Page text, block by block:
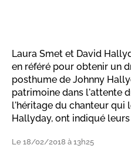
Laura Smet et David
en référé pour obtenir un
posthume de Johnny
patrimoine dans l'attente
l'héritage du chanteur qui
Hallyday, ont indiqué
Le 18/02/2018 à 13h25